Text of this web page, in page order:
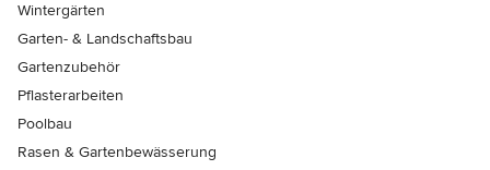
Wintergärten
Garten- & Landschaftsbau
Gartenzubehör
Pflasterarbeiten
Poolbau
Rasen & Gartenbewässerung